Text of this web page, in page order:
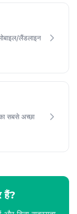
लैंडलाइन
सबसे अच्छा
हैं?